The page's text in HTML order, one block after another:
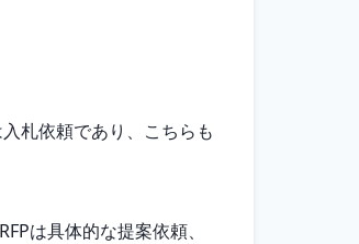
札依頼であり、こちらも
は具体的な提案依頼、